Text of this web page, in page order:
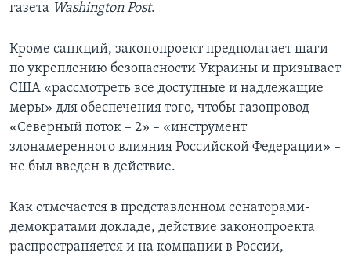
газета Washington Post.
Кроме санкций, законопроект предполагает шаги
по укреплению безопасности Украины и призывает
США «рассмотреть все доступные и надлежащие
меры» для обеспечения того, чтобы газопровод
«Северный поток – 2» – «инструмент
злонамеренного влияния Российской Федерации» –
не был введен в действие.
Как отмечается в представленном сенаторами-
демократами докладе, действие законопроекта
распространяется и на компании в России,